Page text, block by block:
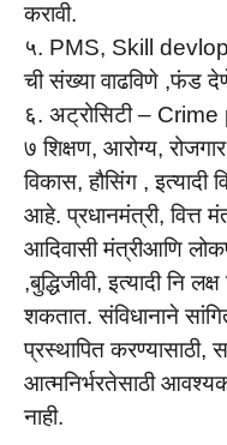
करावी.
५. PMS, Skill
ची संख्या वाढविणे ,फंड
६. अट्रोसिटी –
७ शिक्षण, आरोग्य,
विकास, हौसिंग ,
आहे. प्रधानमंत्री, वित्त
आदिवासी मंत्रीआणि
,बुद्धिजीवी, इत्यादी नि
शकतात. संविधानाने
प्रस्थापित करण्यासाठी,
आत्मनिर्भरतेसाठी
नाही.